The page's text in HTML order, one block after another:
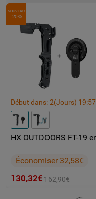
NOUVEAU
-20%
Début dans:2(Jours) 19:57
HX OUTDOORS FT-19
Économiser 32,58€
130,32€162,90€